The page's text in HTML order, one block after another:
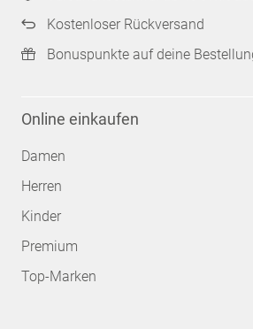
Kostenloser Rückversand
Bonuspunkte auf deine
Online einkaufen
Damen
Herren
Kinder
Premium
Top-Marken